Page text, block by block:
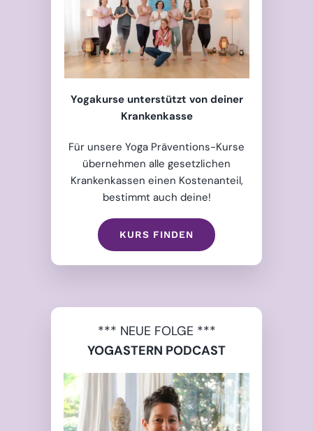
Yogakurse unterstützt von deiner
Krankenkasse
Für unsere Yoga Präventions-Kurse
übernehmen alle gesetzlichen
Krankenkassen einen Kostenanteil,
bestimmt auch deine!
KURS FINDEN
*** NEUE FOLGE ***
YOGASTERN PODCAST